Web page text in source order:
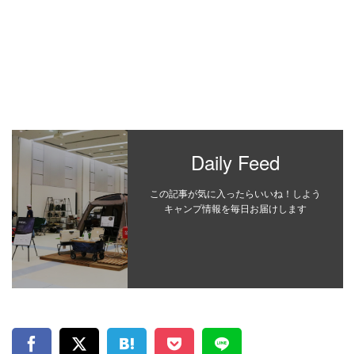
Daily Feed
この記事が気に入ったらいいね！しよう
キャンプ情報を毎日お届けします